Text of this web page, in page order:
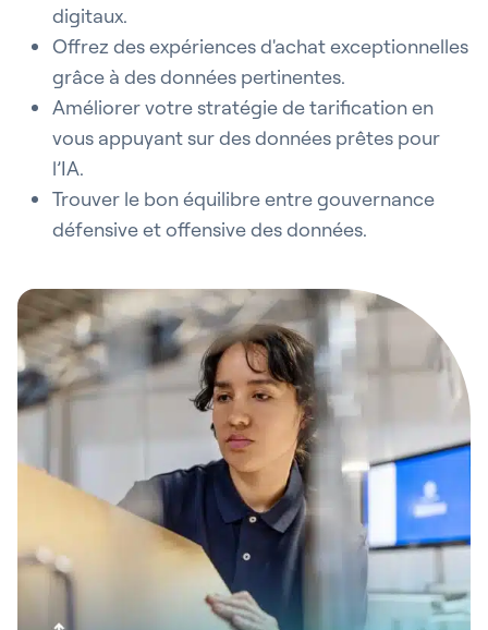
digitaux.
Offrez des expériences d'achat exceptionnelles
grâce à des données pertinentes.
Améliorer votre stratégie de tarification en
vous appuyant sur des données prêtes pour
l’IA.
Trouver le bon équilibre entre gouvernance
défensive et offensive des données.